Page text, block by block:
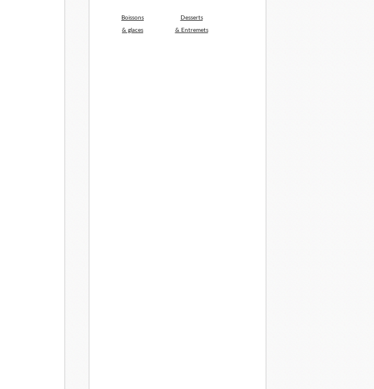
Boissons
& glaces
Desserts
& Entremets